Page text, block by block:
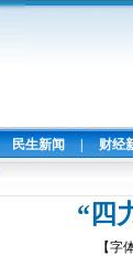
民生新闻 | 财经
“四
【字